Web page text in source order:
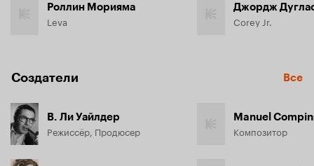
Роллин Морияма
Leva
Джордж
Corey Jr.
Создатели Все
В. Ли Уайлдер
Режиссёр, Продюсер
Manuel
Композитор